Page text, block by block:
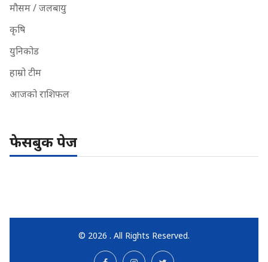
मौसम / जलबायु
कृषि
युनिकोड
हाम्रो टीम
आजको राशिफल
फेसबुक पेज
© 2026 . All Rights Reserved.